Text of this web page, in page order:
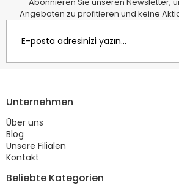
Angeboten zu profitieren und keine
Unternehmen
Über uns
Blog
Unsere Filialen
Kontakt
Beliebte Kategorien